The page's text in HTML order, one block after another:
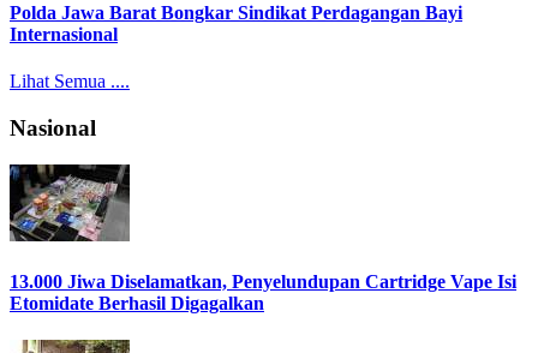
Polda Jawa Barat Bongkar Sindikat Perdagangan Bayi
Internasional
Lihat Semua ....
Nasional
13.000 Jiwa Diselamatkan, Penyelundupan Cartridge Vape Isi
Etomidate Berhasil Digagalkan